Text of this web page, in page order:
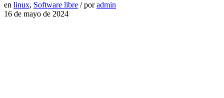
en linux, Software libre / poradmin
16 de mayo de 2024